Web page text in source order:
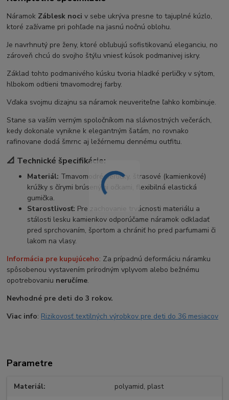
Náramok Záblesk noci v sebe ukrýva presne to tajuplné kúzlo,
ktoré zažívame pri pohľade na jasnú nočnú oblohu.
Je navrhnutý pre ženy, ktoré obľubujú sofistikovanú eleganciu, no
zároveň chcú do svojho štýlu vniesť kúsok podmanivej iskry.
Základ tohto podmanivého kúsku tvoria hladké perličky v sýtom,
hlbokom odtieni tmavomodrej farby.
Vďaka svojmu dizajnu sa náramok neuveriteľne ľahko kombinuje.
Stane sa vaším verným spoločníkom na slávnostných večerách,
kedy dokonale vynikne k elegantným šatám, no rovnako
rafinovane dodá šmrnc aj ležérnemu dennému outfitu.
📐 Technické špecifikácie:
Materiál: Tmavomodré perličky, štrasové (kamienkové)
krúžky s čírymi brúsenými očkami, flexibilná elastická
gumička.
Starostlivosť: Pre zachovanie trvácnosti materiálu a
stálosti lesku kamienkov odporúčame náramok odkladať
pred sprchovaním, športom a chrániť ho pred parfumami či
lakom na vlasy.
Informácia pre kupujúceho: Za prípadnú deformáciu náramku
spôsobenou vystavením prírodným vplyvom alebo bežnému
opotrebovaniu neručíme.
Nevhodné pre deti do 3 rokov.
Viac info: Rizikovosť textilných výrobkov pre deti do 36 mesiacov
Parametre
Materiál polyamid, plast